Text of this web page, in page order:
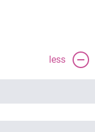
less